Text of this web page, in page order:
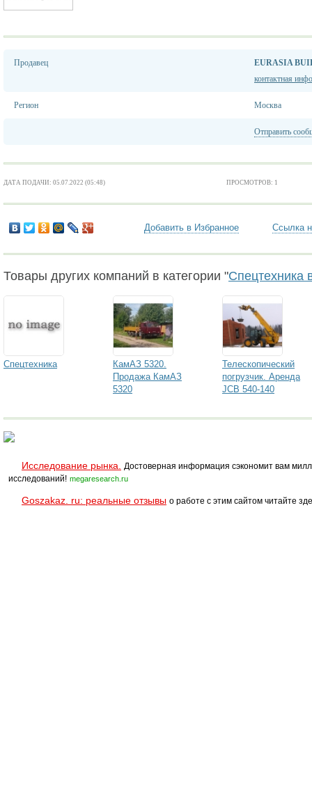
Продавец
EURASIA
контактная
Регион Москва
Отправить
ДАТА ПОДАЧИ: 05.07.2022 (05:48) ПРОСМОТРОВ: 1
Добавить в Избранное Ссылка
Товары других компаний в категории "Спецтехника
Спецтехника
КамАЗ 5320.
Продажа КамАЗ
5320
Телескопический
погрузчик. Аренда
JCB 540-140
Исследование рынка.
Достоверная информация сэкономит вам
исследований! megaresearch.ru
Goszakaz. ru: реальные отзывы о работе с этим сайтом читайте